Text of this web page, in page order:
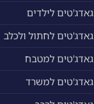
גאדג'טים לילדים
גאדג'טים לחתול ולכלב
גאדג'טים למטבח
גאדג'טים למשרד